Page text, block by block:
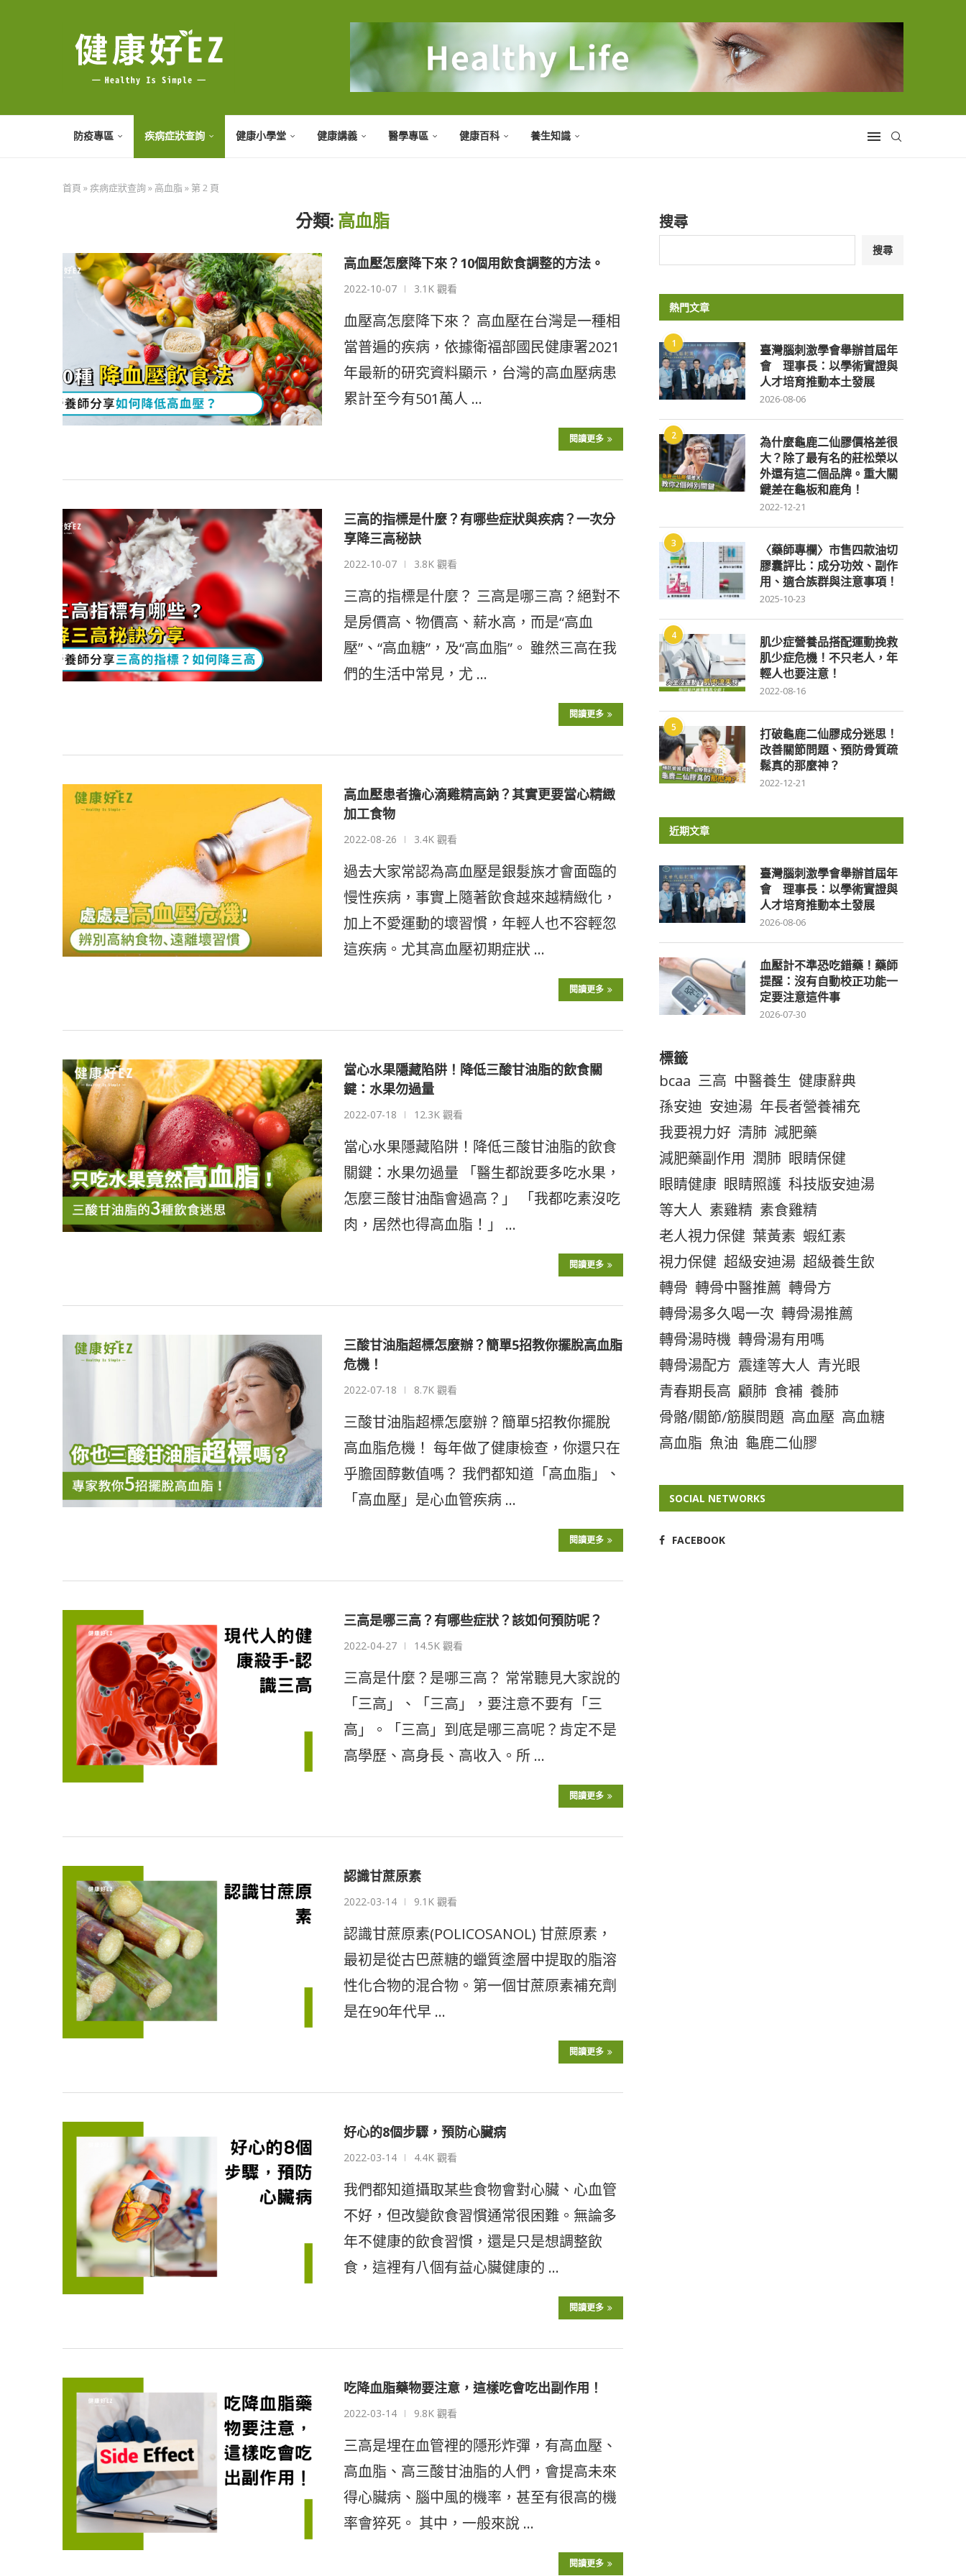
防疫專區 疾病症狀查詢 健康小學堂 健康講義 醫學專區 健康百科 養生知識
首頁 »疾病症狀查詢 » 高血脂 » 第 2 頁
分類: 高血脂
高血壓怎麼降下來？10個用飲食調整的方法。
2022-10-07 3.1K 觀看
血壓高怎麼降下來？ 高血壓在台灣是一種相
當普遍的疾病，依據衛福部國民健康署2021
年最新的研究資料顯示，台灣的高血壓病患
累計至今有501萬人 …
閱讀更多
三高的指標是什麼？有哪些症狀與疾病？一次分
享降三高秘訣
2022-10-07 3.8K 觀看
三高的指標是什麼？ 三高是哪三高？絕對不
是房價高、物價高、薪水高，而是“高血
壓”、“高血糖”，及“高血脂”。 雖然三高在我
們的生活中常見，尤 …
閱讀更多
高血壓患者擔心滴雞精高鈉？其實更要當心精緻
加工食物
2022-08-26 3.4K 觀看
過去大家常認為高血壓是銀髮族才會面臨的
慢性疾病，事實上隨著飲食越來越精緻化，
加上不愛運動的壞習慣，年輕人也不容輕忽
這疾病。尤其高血壓初期症狀 …
閱讀更多
當心水果隱藏陷阱！降低三酸甘油脂的飲食關
鍵：水果勿過量
2022-07-18 12.3K 觀看
當心水果隱藏陷阱！降低三酸甘油脂的飲食
關鍵：水果勿過量 「醫生都說要多吃水果，
怎麼三酸甘油酯會過高？」 「我都吃素沒吃
肉，居然也得高血脂！」 …
閱讀更多
三酸甘油脂超標怎麼辦？簡單5招教你擺脫高血脂
危機！
2022-07-18 8.7K 觀看
三酸甘油脂超標怎麼辦？簡單5招教你擺脫
高血脂危機！ 每年做了健康檢查，你還只在
乎膽固醇數值嗎？ 我們都知道「高血脂」、
「高血壓」是心血管疾病 …
閱讀更多
三高是哪三高？有哪些症狀？該如何預防呢？
2022-04-27 14.5K 觀看
三高是什麼？是哪三高？ 常常聽見大家說的
「三高」、「三高」，要注意不要有「三
高」。「三高」到底是哪三高呢？肯定不是
高學歷、高身長、高收入。所 …
閱讀更多
認識甘蔗原素
2022-03-14 9.1K 觀看
認識甘蔗原素(POLICOSANOL) 甘蔗原素，
最初是從古巴蔗糖的蠟質塗層中提取的脂溶
性化合物的混合物。第一個甘蔗原素補充劑
是在90年代早 …
閱讀更多
好心的8個步驟，預防心臟病
2022-03-14 4.4K 觀看
我們都知道攝取某些食物會對心臟、心血管
不好，但改變飲食習慣通常很困難。無論多
年不健康的飲食習慣，還是只是想調整飲
食，這裡有八個有益心臟健康的 …
閱讀更多
吃降血脂藥物要注意，這樣吃會吃出副作用！
2022-03-14 9.8K 觀看
三高是埋在血管裡的隱形炸彈，有高血壓、
高血脂、高三酸甘油脂的人們，會提高未來
得心臟病、腦中風的機率，甚至有很高的機
率會猝死。 其中，一般來說 …
閱讀更多
搜尋
搜尋
熱門文章
1
臺灣腦刺激學會舉辦首屆年
會 理事長：以學術實證與
人才培育推動本土發展
2026-08-06
2
為什麼龜鹿二仙膠價格差很
大？除了最有名的莊松榮以
外還有這二個品牌。重大關
鍵差在龜板和鹿角！
2022-12-21
3
〈藥師專欄〉市售四款油切
膠囊評比：成分功效、副作
用、適合族群與注意事項！
2025-10-23
4
肌少症營養品搭配運動挽救
肌少症危機！不只老人，年
輕人也要注意！
2022-08-16
5
打破龜鹿二仙膠成分迷思！
改善關節問題、預防骨質疏
鬆真的那麼神？
2022-12-21
近期文章
臺灣腦刺激學會舉辦首屆年
會 理事長：以學術實證與
人才培育推動本土發展
2026-08-06
血壓計不準恐吃錯藥！藥師
提醒：沒有自動校正功能一
定要注意這件事
2026-07-30
標籤
bcaa 三高 中醫養生 健康辭典
孫安迪 安迪湯 年長者營養補充
我要視力好 清肺 減肥藥
減肥藥副作用 潤肺 眼睛保健
眼睛健康 眼睛照護 科技版安迪湯
等大人 素雞精 素食雞精
老人視力保健 葉黃素 蝦紅素
視力保健 超級安迪湯 超級養生飲
轉骨 轉骨中醫推薦 轉骨方
轉骨湯多久喝一次 轉骨湯推薦
轉骨湯時機 轉骨湯有用嗎
轉骨湯配方 震達等大人 青光眼
青春期長高 顧肺 食補 養肺
骨骼/關節/筋膜問題 高血壓 高血糖
高血脂 魚油 龜鹿二仙膠
SOCIAL NETWORKS
FACEBOOK